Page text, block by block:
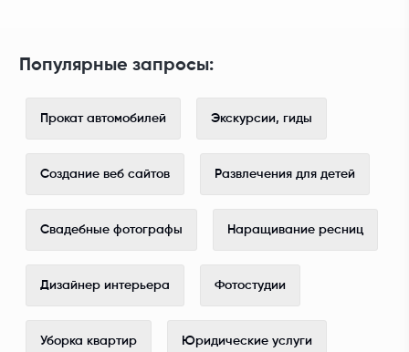
Популярные запросы:
Прокат автомобилей Экскурсии, гиды
Создание веб сайтов Развлечения для детей
Свадебные фотографы Наращивание ресниц
Дизайнер интерьера Фотостудии
Уборка квартир Юридические услуги